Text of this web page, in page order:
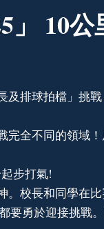
」 10
排球拍檔」挑
全不同的領域
步打氣!
校長和同學在
勇於迎接挑戰